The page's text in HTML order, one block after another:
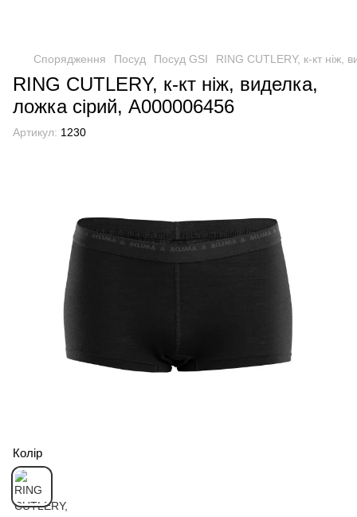
Спорядження Посуд Посуд GSI RING CUTLERY, к-кт ніж,
RING CUTLERY, к-кт ніж, виделка,
ложка сірий, А000006456
Артикул: 1230
Колір